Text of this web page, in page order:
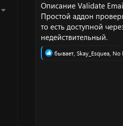
Описание Validate
Простой аддон
то есть доступной
недействительный.
Р
бывает, Skay_Esquea, No